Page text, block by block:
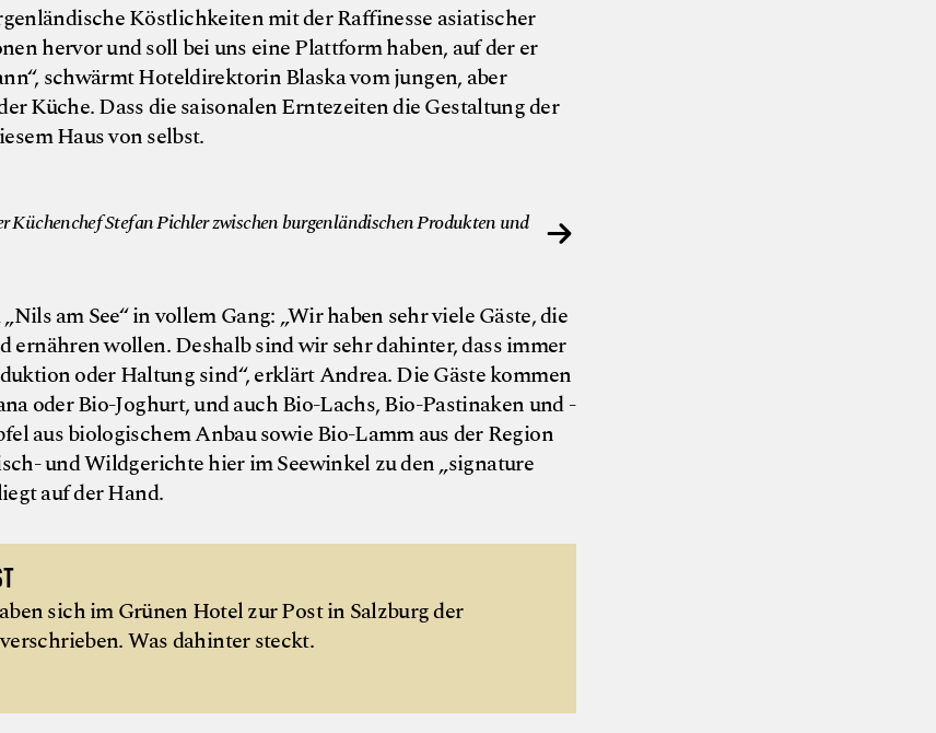
Köstlichkeiten mit der Raffinesse asiatischer
hervor und soll bei uns eine Plattform haben, auf der er
schwärmt Hoteldirektorin Blaska vom jungen, aber
Küche. Dass die saisonalen Erntezeiten die Gestaltung der
Haus von selbst.
Küchenchef Stefan Pichler zwischen burgenländischen Produkten und
am See“ in vollem Gang: „Wir haben sehr viele Gäste, die
ernähren wollen. Deshalb sind wir sehr dahinter, dass immer
oder Haltung sind“, erklärt Andrea. Die Gäste kommen
oder Bio-Joghurt, und auch Bio-Lachs, Bio-Pastinaken und -
aus biologischem Anbau sowie Bio-Lamm aus der Region
und Wildgerichte hier im Seewinkel zu den „signature
auf der Hand.
sich im Grünen Hotel zur Post in Salzburg der
Was dahinter steckt.